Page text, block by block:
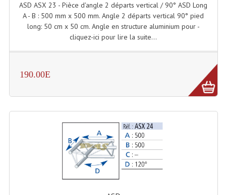
Filtres Passifs
Haut-Parleurs Amplis Guitare
Platines Disque Vinyles
Lecteurs Cd À Plats
Lecteurs Cd À Plats Lecteur MP3
Lecteurs Double Cd Mixage Intégrée
ASD ASX 23 - Pièce d'angle 2 départs vertical / 90° ASD Long
A - B : 500 mm x 500 mm. Angle 2 départs vertical 90° pied
long: 50 cm x 50 cm. Angle en structure aluminium pour -
cliquez-ici pour lire la suite...
190.00E